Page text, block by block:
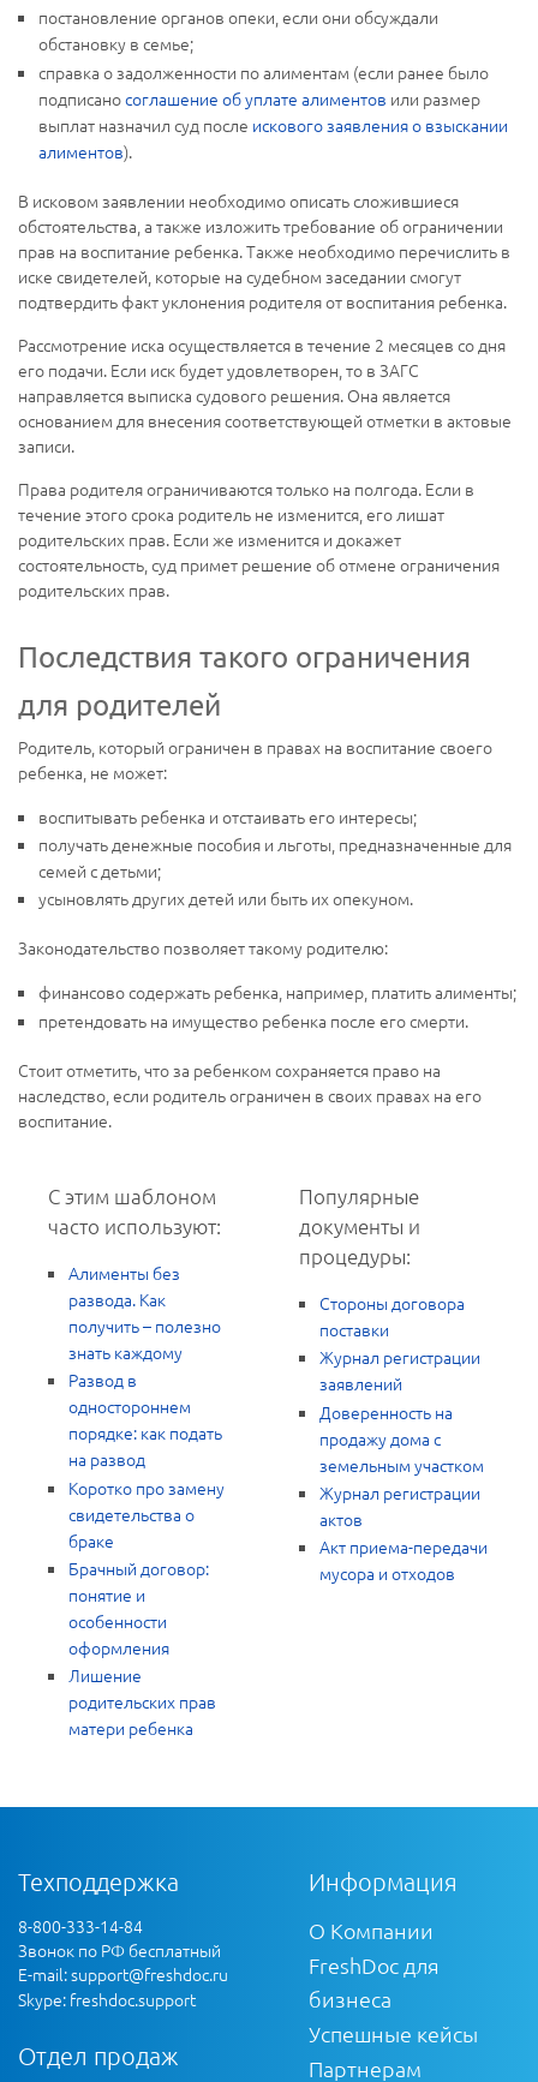
постановление органов опеки, если они обсуждали
обстановку в семье;
справка о задолженности по алиментам (если ранее было
подписаносоглашение об уплате алиментов или размер
выплат назначил суд после искового заявления о взыскании
алиментов).
В исковом заявлении необходимо описать сложившиеся
обстоятельства, а также изложить требование об ограничении
прав на воспитание ребенка. Также необходимо перечислить в
иске свидетелей, которые на судебном заседании смогут
подтвердить факт уклонения родителя от воспитания ребенка.
Рассмотрение иска осуществляется в течение 2 месяцев со дня
его подачи. Если иск будет удовлетворен, то в ЗАГС
направляется выписка судового решения. Она является
основанием для внесения соответствующей отметки в актовые
записи.
Права родителя ограничиваются только на полгода. Если в
течение этого срока родитель не изменится, его лишат
родительских прав. Если же изменится и докажет
состоятельность, суд примет решение об отмене ограничения
родительских прав.
Последствия такого ограничения
для родителей
Родитель, который ограничен в правах на воспитание своего
ребенка, не может:
воспитывать ребенка и отстаивать его интересы;
получать денежные пособия и льготы, предназначенные для
семей с детьми;
усыновлять других детей или быть их опекуном.
Законодательство позволяет такому родителю:
финансово содержать ребенка, например, платить алименты;
претендовать на имущество ребенка после его смерти.
Стоит отметить, что за ребенком сохраняется право на
наследство, если родитель ограничен в своих правах на его
воспитание.
С этим шаблоном
часто используют:
Алименты без
развода. Как
получить – полезно
знать каждому
Развод в
одностороннем
порядке: как подать
на развод
Коротко про замену
свидетельства о
браке
Брачный договор:
понятие и
особенности
оформления
Лишение
родительских прав
матери ребенка
Популярные
документы и
процедуры:
Стороны договора
поставки
Журнал регистрации
заявлений
Доверенность на
продажу дома с
земельным участком
Журнал регистрации
актов
Акт приема-передачи
мусора и отходов
Техподдержка
8-800-333-14-84
Звонок по РФ бесплатный
E-mail:support@freshdoc.ru
Skype: freshdoc.support
Отдел продаж
Информация
О Компании
FreshDoc для
бизнеса
Успешные кейсы
Партнерам